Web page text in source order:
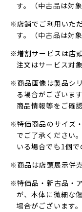
す。（中古品は対象
※店舗でご利用いた
す。（中古品は対象
※増割サービスは店
注文はサービス対
※商品画像は製品シ
る場合がございま
商品情報等をご確
※特価商品のサイズ
でご了承ください
いる場合でも1個で
※商品は店頭展示併
※特価品・新古品・
が、本体に微細な
場合がございます。